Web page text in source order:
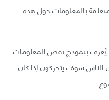
متعلقة بالمعلومات حول هذه
يُعرف بنموذج نقص المعلومات.
سوف يتحركون إذا كان